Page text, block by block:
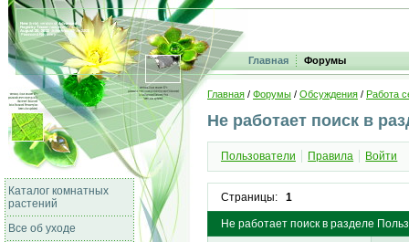
Главная Форумы
Каталог комнатных
растений
Все об уходе
Главная / Форумы / Обсуждения / Работа
Не работает поиск в
Пользователи Правила Войти
Страницы: 1
Не работает поиск в разделе